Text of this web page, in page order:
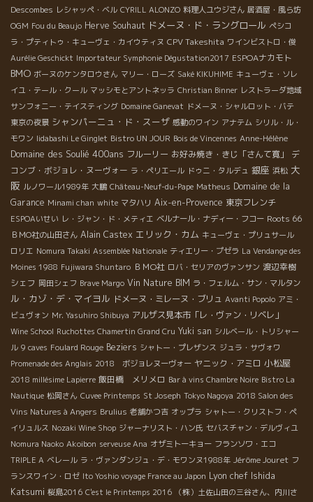
Descombes レシャッペ・ベル CYRILL ALONZO 料理人ユウジさん 居酒屋・風ら坊
OGM Fou du Beaujo Herve Souhaut ドメーヌ・ド・ラングロール ペシコ
ラ・プティトゥ・キューヴェ・カイウティヌ CPV Takeshita ワインビストロ・俊
Aurélie Geschickt Importateur Symphonie Dégustation2017 ESPOAナカモト
BMO ボーヌのケンタロウさん マリー・ローズ Saké KIKUHIME キューヴェ・ソレ
イユ・テール・クール マッシモとアントネッラ Christian Binner レストラーダ地域
サンフォニー・テイスティング Domaine Ganevat ドメーヌ・シャルロット・バテ
東京の夜景 シャンパーニュ・ド・スーザ 感動のワイン アナテム シリル・ル・
モワン Iidabashi Le Ginglet Bistro UN JOUR Bois de Vincennes Anne-Hélène
Domaine des Soulié 400ans フルーリー お好み焼き・きじ「さんて寛」
デ
コンブ・ボジョレ・ヌーヴォー ラ・ペリエール ドゥニ・タルデュ 銀座 浜松 大
阪 ルノワール1989年 大鵬 Château-Neuf-du-Pape Matheus Domaine de la
Garance Minami chan white マタハリ Aix-en-Provence 東京フレンチ
ESPOAいせい レ・ジャン・ド・メティエ ベルナール・ナディー・フコー Roots 66
ＢＭО社の山田さん Alain Castex エリック・カム キューヴェ・プリュサール
ロリエ Nomura Takaki Assemblée Nationale ティエリー・プゼラ La Vendange des
Moines 1988 Fujiwara Shuntaro ＢＭО社 ロバ・セリアのヴァンサン 渡辺幸樹
シェフ 岡田シェフ Brave Margo Vin Nature BIM ラ・フェルム・サン・マルタン
ル・カゾ・デ・マイヨル ドメーヌ・ミレーヌ・ブリュ Avanti Popolo アミ・
ビュヴォン Mr. Yasuhiro Shibuya アルザス見本市「レ・ヴァン・リベレ」
Wine School Ruchottes Chamertin Grand Cru Yuki san シルベール・トリシャー
ル 9 caves Foulard Rouge Beziers シャトー・プレザンス ジュラ・サヴォワ
Promenade des Anglais 2018 ボジョレヌーヴォー ヤニック・アミロ 小松屋
2018 millésime Lapierre 飯田橋 メリメロ Bar à vins Chambre Noire Bistro La
Nautique 松岡さん Cuvee Printemps St Joseph Tokyo Nagoya 2018 Salon des
Vins Natures à Angers Brulius 老舗かつ吉 オップラ シャトー・クリストフ・ペ
イリュルス Nozaki Wine Shop ジャーナリスト・ハン氏 セバスチャン・デルヴィユ
Nomura Naoko Akoibon serveuse Ana オザミトーキョー フランソワ・エコ
TRIPLE A ベレール ラ・ヴァンダンジュ・デ・モワンヌ1988年 Jérôme Jouret フ
ランスワイン・ロゼ Ito Yoshio voyage France au Japon Lyon chef Ishida
Katsumi 桜島2016 C'est le Printemps 2016
（株）土佐山田の三谷さん、内川さ